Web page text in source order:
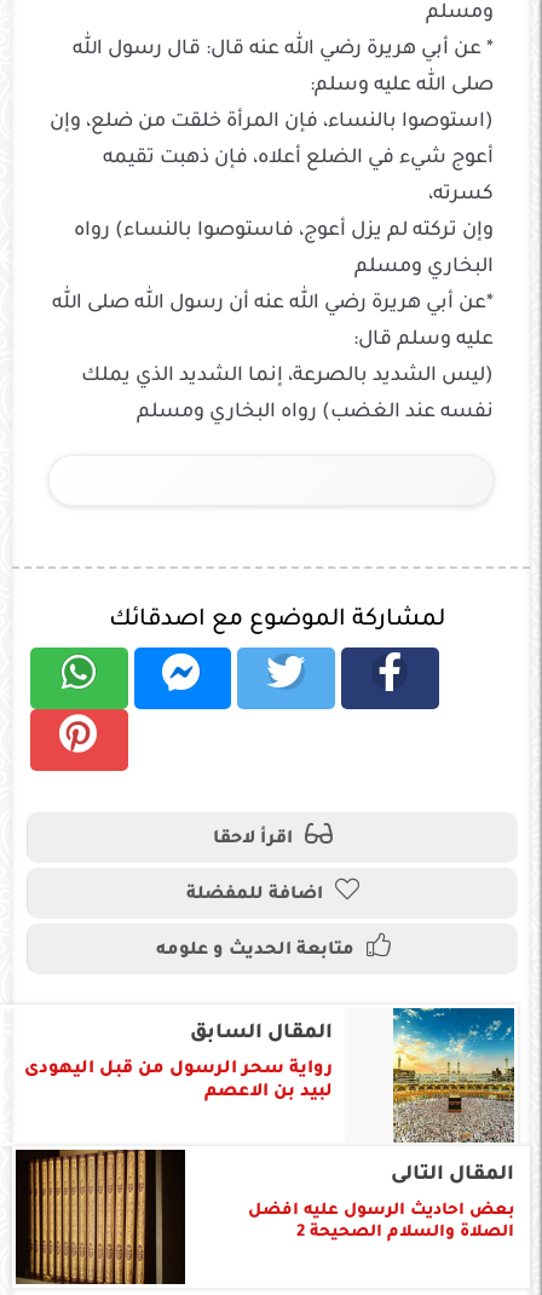
ومسلم
* عن أبي هريرة رضي الله عنه قال: قال رسول الله
صلى الله عليه وسلم:
(استوصوا بالنساء، فإن المرأة خلقت من ضلع، وإن
أعوج شيء في الضلع أعلاه، فإن ذهبت تقيمه
كسرته،
وإن تركته لم يزل أعوج، فاستوصوا بالنساء) رواه
البخاري ومسلم
*عن أبي هريرة رضي الله عنه أن رسول الله صلى الله
عليه وسلم قال:
(ليس الشديد بالصرعة، إنما الشديد الذي يملك
نفسه عند الغضب) رواه البخاري ومسلم
لمشاركة الموضوع مع اصدقائك
اقرأ لاحقا
اضافة للمفضلة
متابعة الحديث و علومه
المقال السابق
رواية سحر الرسول من قبل اليهودى
لبيد بن الاعصم
المقال التالى
بعض احاديث الرسول عليه افضل
الصلاة والسلام الصحيحة 2